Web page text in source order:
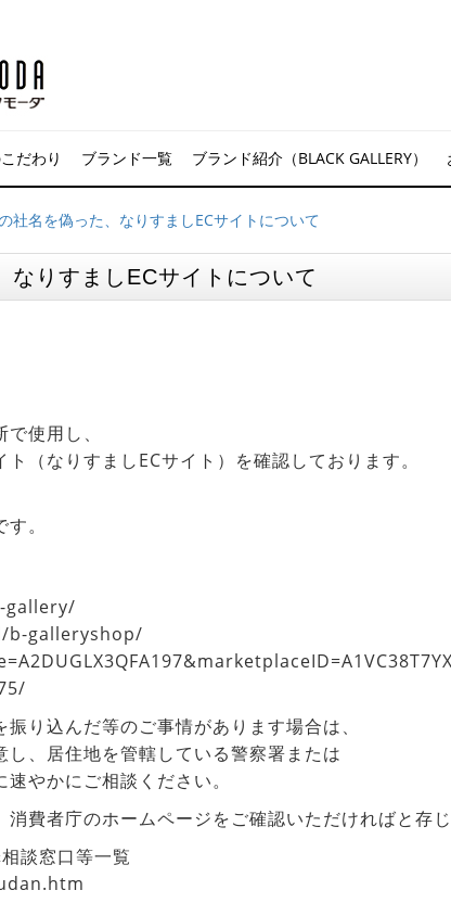
だわり ブランド一覧 ブランド紹介（BLACK GALLERY）
社名を偽った、なりすましECサイトについて
なりすましECサイトについて
使用し、
（なりすましECサイト）を確認しております。
。
gallery/
b-galleryshop/
り込んだ等のご事情があります場合は、
、居住地を管轄している警察署または
やかにご相談ください。
費者庁のホームページをご確認いただければと存じ
談窓口等一覧